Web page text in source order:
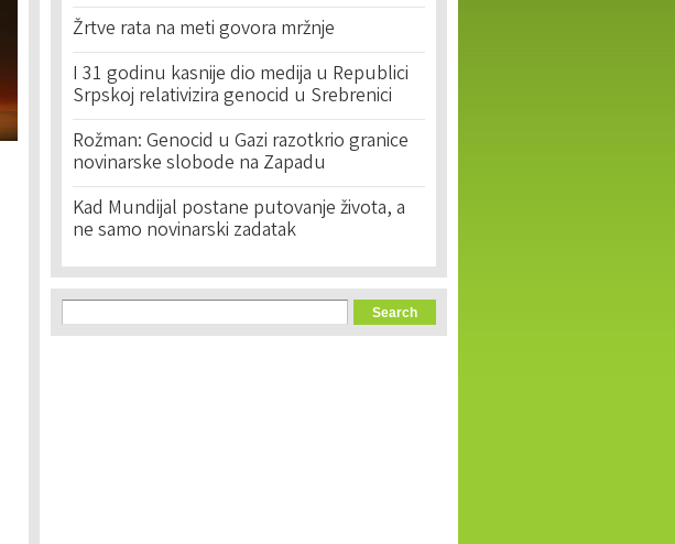
Žrtve rata na meti govora mržnje
I 31 godinu kasnije dio medija u Republici
Srpskoj relativizira genocid u Srebrenici
Rožman: Genocid u Gazi razotkrio granice
novinarske slobode na Zapadu
Kad Mundijal postane putovanje života, a
ne samo novinarski zadatak
Search form
Search